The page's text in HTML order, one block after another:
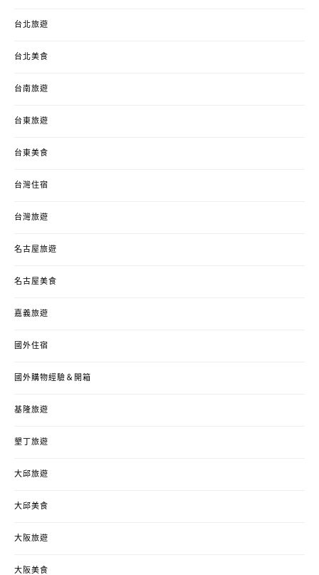
台北旅遊
台北美食
台南旅遊
台東旅遊
台東美食
台灣住宿
台灣旅遊
名古屋旅遊
名古屋美食
嘉義旅遊
國外住宿
國外購物經驗＆開箱
基隆旅遊
墾丁旅遊
大邱旅遊
大邱美食
大阪旅遊
大阪美食